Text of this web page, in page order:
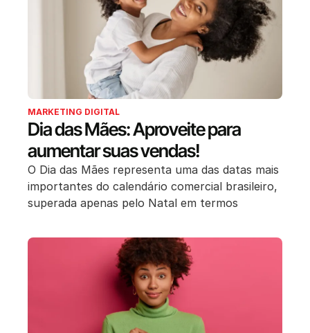
MARKETING DIGITAL
Dia das Mães: Aproveite para
aumentar suas vendas!
O Dia das Mães representa uma das datas mais
importantes do calendário comercial brasileiro,
superada apenas pelo Natal em termos